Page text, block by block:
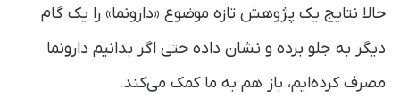
حالا نتایج یک پژوهش تازه موضوع «دارونما» را یک گام
دیگر به جلو برده و نشان داده حتی اگر بدانیم دارونما
مصرف کرده‌ایم، باز هم به ما کمک می‌کند.